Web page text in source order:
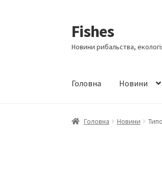
Перейти
до
навігації
Перейти
до
вмісту
Fishes
Новини рибальства,
Головна Новини
Головна Новини